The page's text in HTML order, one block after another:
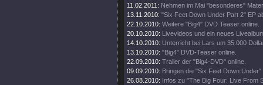
11.02.2011: Nehmen im Mai "besonderes"
13.11.2010: "Six Feet Down Under Part 2" EP
22.10.2010: Weitere "Big4" DVD Teaser online.
20.10.2010: Livevideos und ein neues
14.10.2010: Unterricht bei Lars um 35.000
13.10.2010: "Big4" DVD-Teaser online.
22.09.2010: Trailer der "Big4-DVD" online.
09.09.2010: Bringen die "Six Feet Down Under"
26.08.2010: Infos zu "The Big Four: Live From